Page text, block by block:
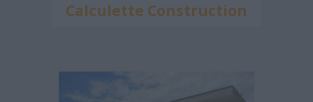
Calculette Construction